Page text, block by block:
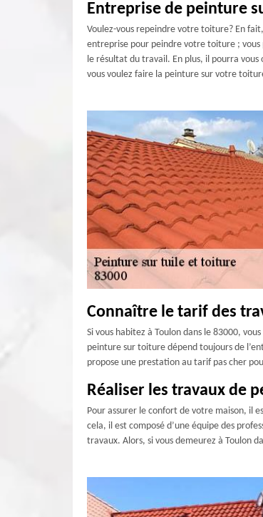
Entreprise de peinture
Voulez-vous repeindre votre toiture? En
entreprise pour peindre votre toiture ; vous
le résultat du travail. En plus, il pourra
vous voulez faire la peinture sur votre
Connaître le tarif des
Si vous habitez à Toulon dans le 83000,
peinture sur toiture dépend toujours de
propose une prestation au tarif pas cher
Réaliser les travaux de
Pour assurer le confort de votre maison, il
cela, il est composé d’une équipe des
travaux. Alors, si vous demeurez à Toulon